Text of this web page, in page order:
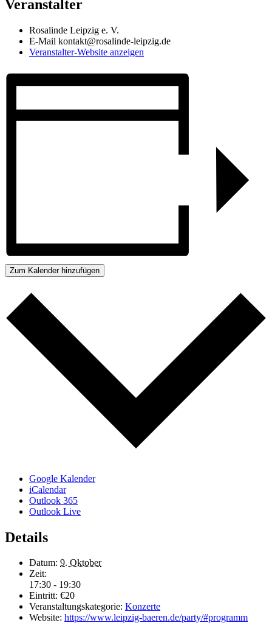
Veranstalter
Rosalinde Leipzig e. V.
E-Mail kontakt@rosalinde-leipzig.de
Veranstalter-Website anzeigen
Zum Kalender hinzufügen
Google Kalender
iCalendar
Outlook 365
Outlook Live
Details
Datum: 9. Oktober
Zeit:
17:30 - 19:30
Eintritt: €20
Veranstaltungskategorie: Konzerte
Website: https://www.leipzig-baeren.de/party/#programm